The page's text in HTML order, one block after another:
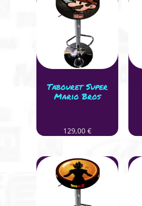
Tabouret Super
Mario Bros
129,00 €